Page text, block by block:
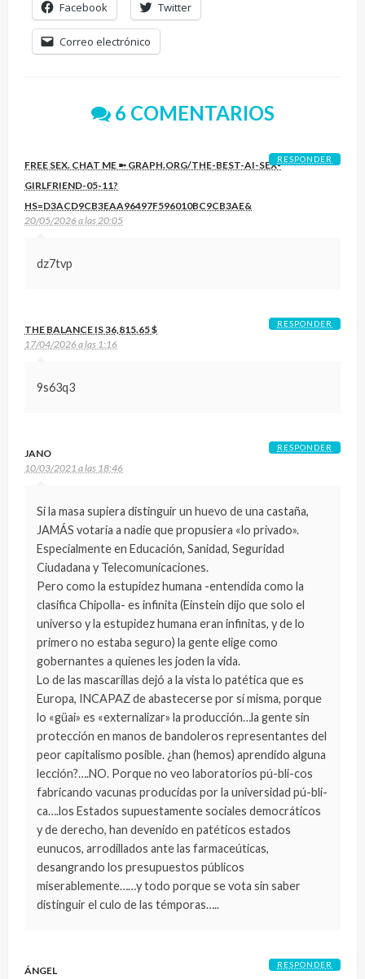
Facebook Twitter
Correo electrónico
6 COMENTARIOS
FREE SEX. CHAT ME ➼ GRAPH.ORG/THE-BEST-AI-SEX-
GIRLFRIEND-05-11?
HS=D3ACD9CB3EAA96497F596010BC9CB3AE&
20/05/2026 a las 20:05
dz7tvp
RESPONDER
THE BALANCE IS 36,815.65 $
17/04/2026 a las 1:16
9s63q3
RESPONDER
JANO
10/03/2021 a las 18:46
Si la masa supiera distinguir un huevo de una castaña,
JAMÁS votaría a nadie que propusiera «lo privado».
Especialmente en Educación, Sanidad, Seguridad
Ciudadana y Telecomunicaciones.
Pero como la estupidez humana -entendida como la
clasifica Chipolla- es infinita (Einstein dijo que solo el
universo y la estupidez humana eran infinitas, y de lo
primero no estaba seguro) la gente elige como
gobernantes a quienes les joden la vida.
Lo de las mascarillas dejó a la vista lo patética que es
Europa, INCAPAZ de abastecerse por sí misma, porque
lo «güai» es «externalizar» la producción…la gente sin
protección en manos de bandoleros representantes del
peor capitalismo posible. ¿han (hemos) aprendido alguna
lección?….NO. Porque no veo laboratorios pú-bli-cos
fabricando vacunas producidas por la universidad pú-bli-
ca….los Estados supuestamente sociales democráticos
y de derecho, han devenido en patéticos estados
eunucos, arrodillados ante las farmaceúticas,
desangrando los presupuestos públicos
miserablemente……y todo porque se vota sin saber
distinguir el culo de las témporas…..
RESPONDER
ÁNGEL
RESPONDER